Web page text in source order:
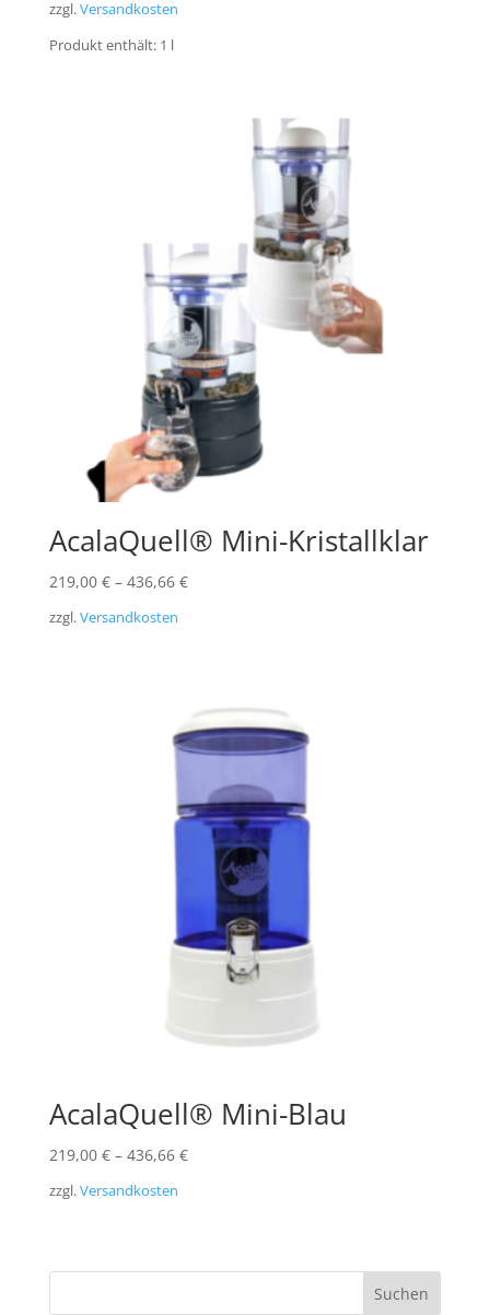
zzgl.Versandkosten
Produkt enthält: 1 l
AcalaQuell® Mini-Kristallklar
219,00 €– 436,66 €
zzgl.Versandkosten
AcalaQuell® Mini-Blau
219,00 €– 436,66 €
zzgl.Versandkosten